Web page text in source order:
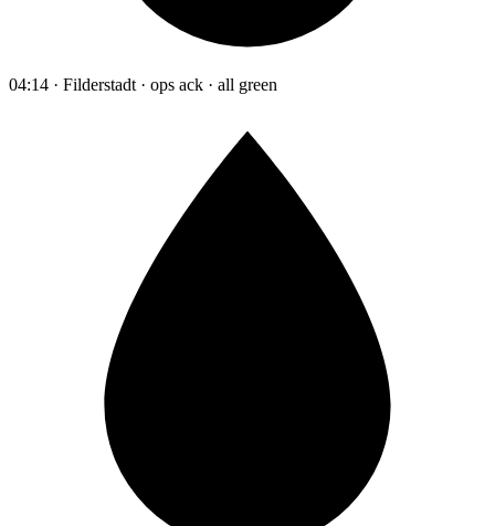
04:14 · Filderstadt · ops ack · all green